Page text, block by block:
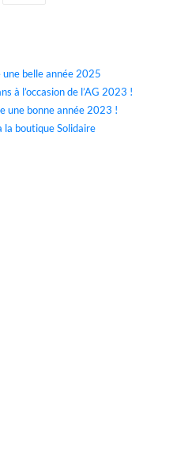
une belle année 2025
à l’occasion de l’AG 2023 !
une bonne année 2023 !
la boutique Solidaire